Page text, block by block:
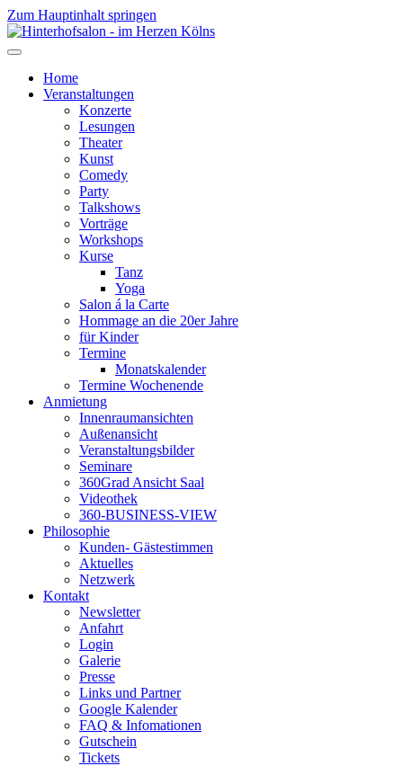
Zum Hauptinhalt springen
Home
Veranstaltungen
Konzerte
Lesungen
Theater
Kunst
Comedy
Party
Talkshows
Vorträge
Workshops
Kurse
Tanz
Yoga
Salon á la Carte
Hommage an die 20er Jahre
für Kinder
Termine
Monatskalender
Termine Wochenende
Anmietung
Innenraumansichten
Außenansicht
Veranstaltungsbilder
Seminare
360Grad Ansicht Saal
Videothek
360-BUSINESS-VIEW
Philosophie
Kunden- Gästestimmen
Aktuelles
Netzwerk
Kontakt
Newsletter
Anfahrt
Login
Galerie
Presse
Links und Partner
Google Kalender
FAQ & Infomationen
Gutschein
Tickets